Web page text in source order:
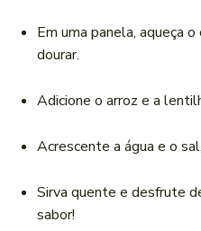
Em uma panela, aqueça
dourar.
Adicione o arroz e a
Acrescente a água e o
Sirva quente e desfrute
sabor!